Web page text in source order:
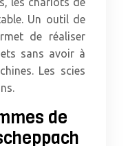
Un outil de
de réaliser
sans avoir à
Les scies
de